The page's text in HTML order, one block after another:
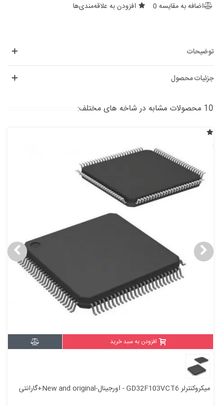
اضافه به مقایسه 0 افزودن به علاقه‌مندی‌ها
توضیحات
جزئیات محصول
10 محصولات مشابه در شاخه های مختلف:
افزودن به سبد خرید
میکروکنترلر GD32F103VCT6 - اورجینال-New and original+گارانتی